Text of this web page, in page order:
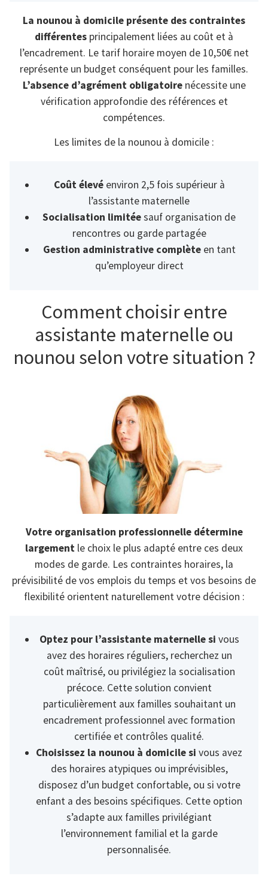
La nounou à domicile présente des contraintes
différentes principalement liées au coût et à
l’encadrement. Le tarif horaire moyen de 10,50€ net
représente un budget conséquent pour les familles.
L’absence d’agrément obligatoirenécessite une
vérification approfondie des références et
compétences.
Les limites de la nounou à domicile :
Coût élevéenviron 2,5 fois supérieur à
l’assistante maternelle
Socialisation limitéesauf organisation de
rencontres ou garde partagée
Gestion administrative complèteen tant
qu’employeur direct
Comment choisir entre
assistante maternelle ou
nounou selon votre situation ?
Votre organisation professionnelle détermine
largement le choix le plus adapté entre ces deux
modes de garde. Les contraintes horaires, la
prévisibilité de vos emplois du temps et vos besoins de
flexibilité orientent naturellement votre décision :
Optez pour l’assistante maternelle si vous
avez des horaires réguliers, recherchez un
coût maîtrisé, ou privilégiez la socialisation
précoce. Cette solution convient
particulièrement aux familles souhaitant un
encadrement professionnel avec formation
certifiée et contrôles qualité.
Choisissez la nounou à domicile si vous avez
des horaires atypiques ou imprévisibles,
disposez d’un budget confortable, ou si votre
enfant a des besoins spécifiques. Cette option
s’adapte aux familles privilégiant
l’environnement familial et la garde
personnalisée.